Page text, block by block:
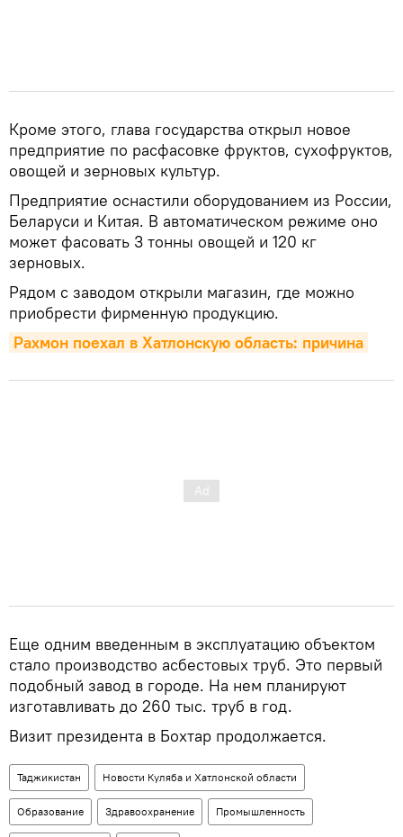
Кроме этого, глава государства открыл новое
предприятие по расфасовке фруктов, сухофруктов,
овощей и зерновых культур.
Предприятие оснастили оборудованием из России,
Беларуси и Китая. В автоматическом режиме оно
может фасовать 3 тонны овощей и 120 кг
зерновых.
Рядом с заводом открыли магазин, где можно
приобрести фирменную продукцию.
Рахмон поехал в Хатлонскую область: причина
Еще одним введенным в эксплуатацию объектом
стало производство асбестовых труб. Это первый
подобный завод в городе. На нем планируют
изготавливать до 260 тыс. труб в год.
Визит президента в Бохтар продолжается.
Таджикистан Новости Куляба и Хатлонской области
Образование Здравоохранение Промышленность